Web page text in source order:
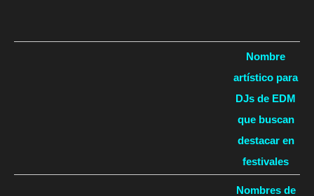
Nombre
artístico para
DJs de EDM
que buscan
destacar en
festivales
Nombres de